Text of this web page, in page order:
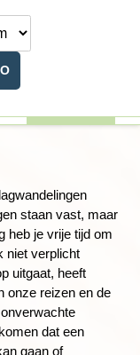
staan vast, maar
heb je vrije tijd om
niet verplicht
uitgaat, heeft
onze reizen en de
dat een
gaan of